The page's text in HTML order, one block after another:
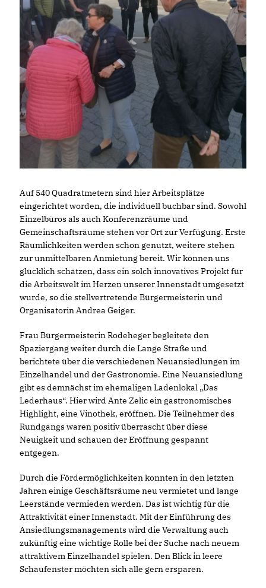
Auf 540 Quadratmetern sind hier Arbeitsplätze
eingerichtet worden, die individuell buchbar sind. Sowohl
Einzelbüros als auch Konferenzräume und
Gemeinschaftsräume stehen vor Ort zur Verfügung. Erste
Räumlichkeiten werden schon genutzt, weitere stehen
zur unmittelbaren Anmietung bereit. Wir können uns
glücklich schätzen, dass ein solch innovatives Projekt für
die Arbeitswelt im Herzen unserer Innenstadt umgesetzt
wurde, so die stellvertretende Bürgermeisterin und
Organisatorin Andrea Geiger.
Frau Bürgermeisterin Rodeheger begleitete den
Spaziergang weiter durch die Lange Straße und
berichtete über die verschiedenen Neuansiedlungen im
Einzelhandel und der Gastronomie. Eine Neuansiedlung
gibt es demnächst im ehemaligen Ladenlokal „Das
Lederhaus“. Hier wird Ante Zelic ein gastronomisches
Highlight, eine Vinothek, eröffnen. Die Teilnehmer des
Rundgangs waren positiv überrascht über diese
Neuigkeit und schauen der Eröffnung gespannt
entgegen.
Durch die Fördermöglichkeiten konnten in den letzten
Jahren einige Geschäftsräume neu vermietet und lange
Leerstände vermieden werden. Das ist wichtig für die
Attraktivität einer Innenstadt. Mit der Einführung des
Ansiedlungsmanagements wird die Verwaltung auch
zukünftig eine wichtige Rolle bei der Suche nach neuem
attraktivem Einzelhandel spielen. Den Blick in leere
Schaufenster möchten sich alle gern ersparen.